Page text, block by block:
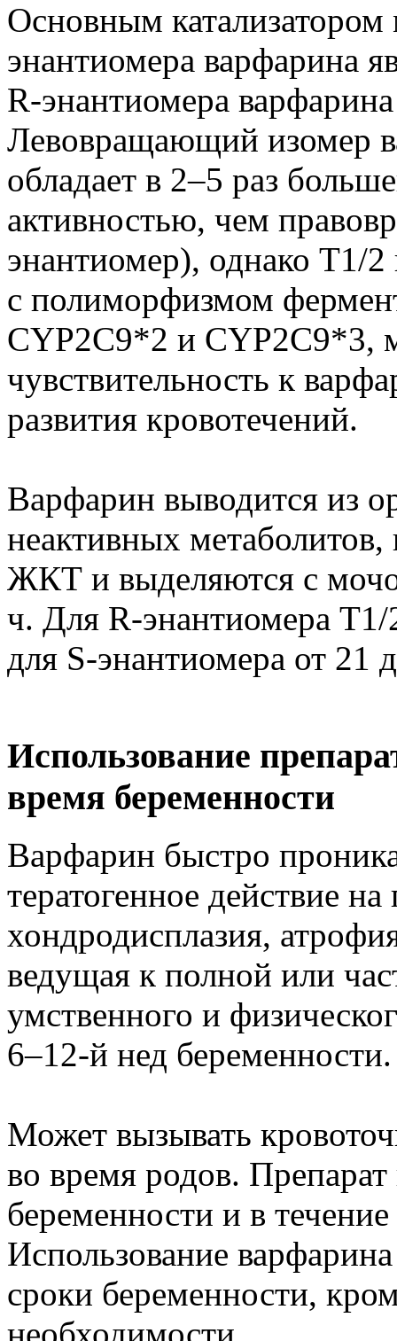
Основным катализатором
энантиомера варфарина
R-энантиомера
Левовращающий изомер
обладает в 2–5 раз
активностью, чем
энантиомер), однако T1/
с полиморфизмом
CYP2C9*2 и CYP2C9*3,
чувствительность к
развития кровотечений.
Варфарин выводится из
неактивных
ЖКТ и выделяются с
ч. Для R-энантиомера T1/
для S-энантиомера от 21
Использование
время беременности
Варфарин быстро
тератогенное действие
хондродисплазия,
ведущая к полной или
умственного и
6–12-й нед беременности.
Может вызывать
во время родов. Препарат
беременности и в
Использование
сроки беременности,
необходимости.